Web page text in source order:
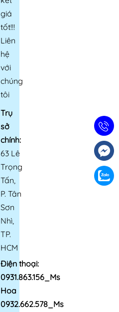
giá
tốt!!!
Liên
hệ
với
chúng
tôi
Trụ
sở
chính:
63 Lê
Trọng
Tấn,
P. Tân
Sơn
Nhì,
TP.
HCM
Điện thoại:
0931.863.156_Ms
Hoa
0932.662.578_Ms